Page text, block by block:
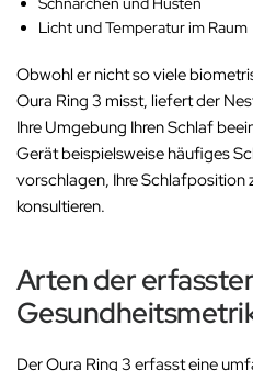
Licht und Temperatur im Raum
Obwohl er nicht so viele
Oura Ring 3 misst, liefert der
Ihre Umgebung Ihren Schlaf
Gerät beispielsweise häufiges
vorschlagen, Ihre Schlafposition
konsultieren.
Arten der
Der Oura Ring 3 erfasst eine